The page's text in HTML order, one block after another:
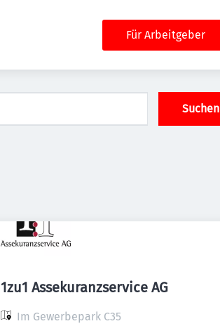
Für Arbeitgeber
Suchen
1zu1 Assekuranzservice AG
Im Gewerbepark C35